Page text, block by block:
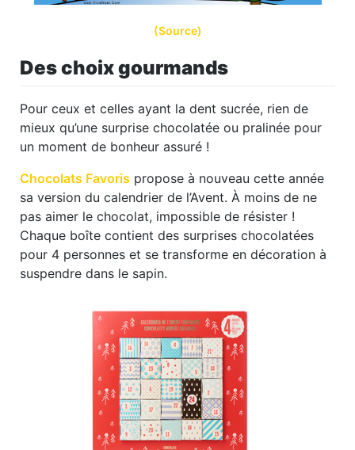
(Source)
Des choix gourmands
Pour ceux et celles ayant la dent sucrée, rien de
mieux qu’une surprise chocolatée ou pralinée pour
un moment de bonheur assuré !
Chocolats Favoris propose à nouveau cette année
sa version du calendrier de l’Avent. À moins de ne
pas aimer le chocolat, impossible de résister !
Chaque boîte contient des surprises chocolatées
pour 4 personnes et se transforme en décoration à
suspendre dans le sapin.